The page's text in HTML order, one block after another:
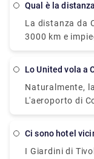
prendendo la
L'unica cosa di
zone,
aeroporto.
Qual è la
La distanza da
3000 km e
Copenaghen a
Lo United vola a
Naturalmente,
L'aeroporto di
destinazioni
Ci sono hotel
I Giardini di